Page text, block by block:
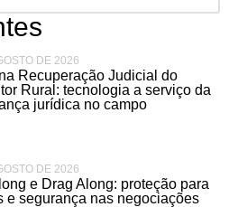
DE 2026
Recuperação Judicial do
Rural: tecnologia a serviço da
jurídica no campo
DE 2026
e Drag Along: proteção para
e segurança nas negociações